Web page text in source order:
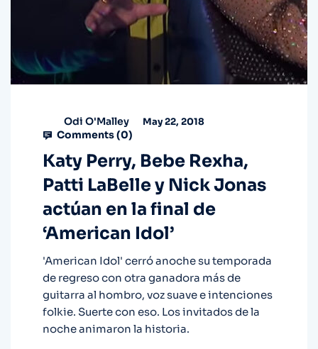
Odi O'Malley May 22, 2018
Comments (0)
Katy Perry, Bebe Rexha,
Patti LaBelle y Nick Jonas
actúan en la final de
‘American Idol’
'American Idol' cerró anoche su temporada
de regreso con otra ganadora más de
guitarra al hombro, voz suave e intenciones
folkie. Suerte con eso. Los invitados de la
noche animaron la historia.